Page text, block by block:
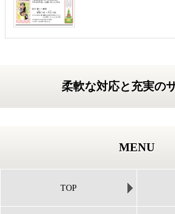
柔軟な対応と充実の
MENU
TOP